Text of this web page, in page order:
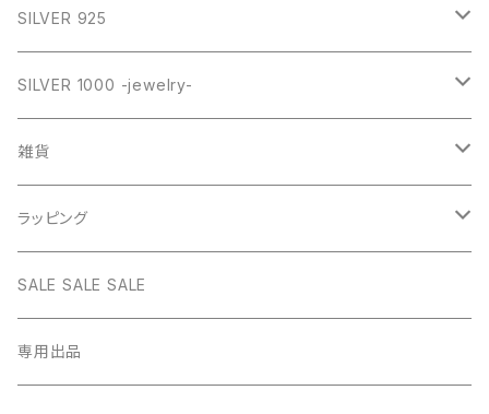
SILVER
PICTURE
RED
GOLD
SILVER
PICTURE
VINTAGE
STAINLESS
HEART
RING
ネックレス
ネックレス SILVER925
ネックレス GOLD
SILVER 925
RING collection
daily
star
BANGLE
CHOKER
EARRING
SILVER 1000 -jewelry-
オリジナルチャーム
チェーン
雑貨
インテリア
MEXICAN CROSS
オリジナルポーチ
Pouch S
ナップサック
ラッピング
ネックレスギフトBOX
ラッピング
SALE SALE SALE
専用出品